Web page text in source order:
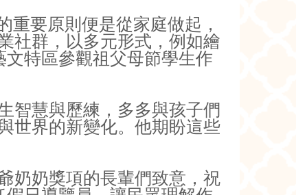
重要原則便是從家庭做起，
社群，以多元形式，例如繪
特區參觀祖父母節學生作
智慧與歷練，多多與孩子們
世界的新變化。他期盼這些
奶奶獎項的長輩們致意，祝